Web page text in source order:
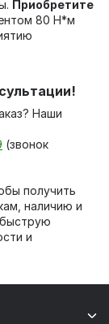
Приобретите
80 Н*м
Наши
(звонок
получить
наличию и
и